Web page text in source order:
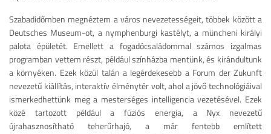
Szabadidőmben megnéztem a város nevezetességeit, többek között a
Deutsches Museum-ot, a nymphenburgi kastélyt, a müncheni királyi
palota épületét. Emellett a fogadócsaládommal számos izgalmas
programban vettem részt, például színházba mentünk, és kirándultunk
a környéken. Ezek közül talán a legérdekesebb a Forum der Zukunft
nevezetű kiállítás, interaktív élménytér volt, ahol a jövő technológiáival
ismerkedhettünk meg a mesterséges intelligencia vezetésével. Ezek
közé tartozott például a fúziós energia, a Nyx nevezetű
újrahasznosítható teherűrhajó, a már fentebb említett